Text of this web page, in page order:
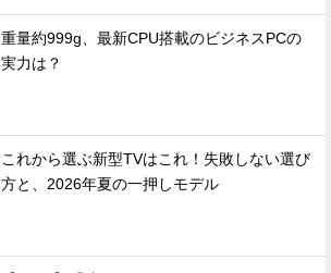
重量約999g、最新CPU搭載のビジネスPCの
実力は？
これから選ぶ新型TVはこれ！失敗しない選び
方と、2026年夏の一押しモデル